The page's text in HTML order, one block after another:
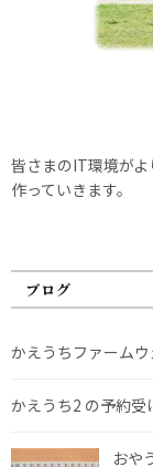
皆さまのIT環境が
作っていきます。
ブログ
かえうちファーム
かえうち2 の予約
おや